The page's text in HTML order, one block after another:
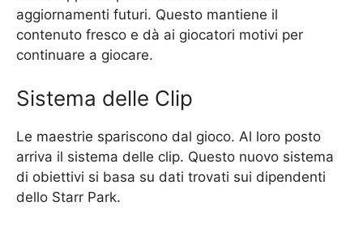
aggiornamenti futuri. Questo mantiene il
contenuto fresco e dà ai giocatori motivi per
continuare a giocare.
Sistema delle Clip
Le maestrie spariscono dal gioco. Al loro posto
arriva il sistema delle clip. Questo nuovo sistema
di obiettivi si basa su dati trovati sui dipendenti
dello Starr Park.